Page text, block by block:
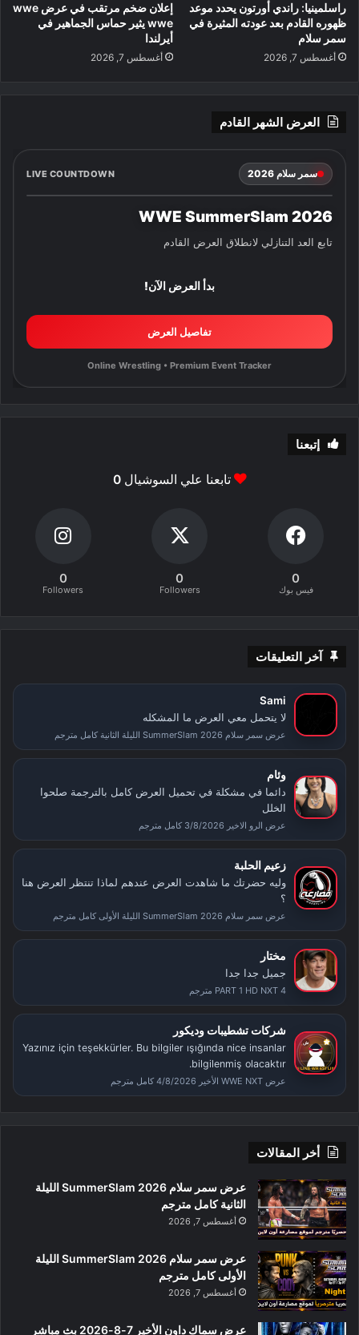
راسلمينيا: راندي أورتون يحدد موعد
ظهوره القادم بعد عودته المثيرة في
سمر سلام
أغسطس 7, 2026
إعلان ضخم مرتقب في عرض wwe
wwe يثير حماس الجماهير في
أيرلندا
أغسطس 7, 2026
العرض الشهر القادم
سمر سلام 2026 LIVE COUNTDOWN
WWE SummerSlam 2026
تابع العد التنازلي لانطلاق العرض القادم
بدأ العرض الآن!
تفاصيل العرض
Online Wrestling • Premium Event Tracker
إتبعنا
تابعنا علي السوشيال0
0
فيس بوك
0
Followers
0
Followers
آخر التعليقات
Sami
لا يتحمل معي العرض ما المشكله
عرض سمر سلام SummerSlam 2026 الليلة الثانية كامل مترجم
وئام
دائما في مشكلة في تحميل العرض كامل بالترجمة صلحوا
الخلل
عرض الرو الاخير 3/8/2026 كامل مترجم
زعيم الحلبة
وليه حضرتك ما شاهدت العرض عندهم لماذا تنتظر العرض هنا
؟
عرض سمر سلام SummerSlam 2026 الليلة الأولى كامل مترجم
مختار
جميل جدا جدا
PART 1 HD NXT 4 مترجم
شركات تشطيبات وديكور
Yazınız için teşekkürler. Bu bilgiler ışığında nice insanlar
bilgilenmiş olacaktır.
عرض WWE NXT الأخير 4/8/2026 كامل مترجم
أخر المقالات
عرض سمر سلام SummerSlam 2026 الليلة
الثانية كامل مترجم
أغسطس 7, 2026
عرض سمر سلام SummerSlam 2026 الليلة
الأولى كامل مترجم
أغسطس 7, 2026
عرض سماك داون الأخير 7-8-2026 بث مباشر